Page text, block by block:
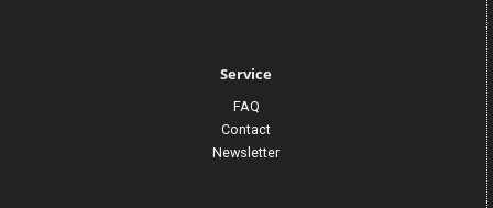
Service
FAQ
Contact
Newsletter